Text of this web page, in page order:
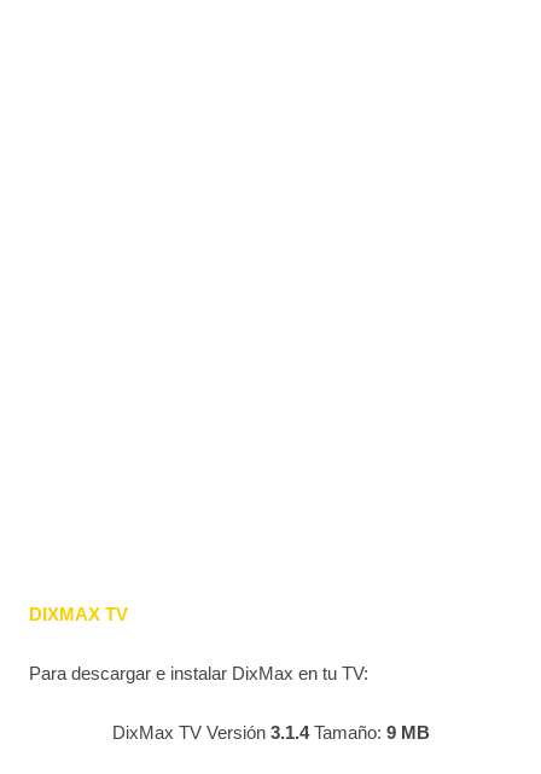
DIXMAX TV
Para descargar e instalar DixMax en tu TV:
DixMax TV Versión 3.1.4Tamaño: 9 MB